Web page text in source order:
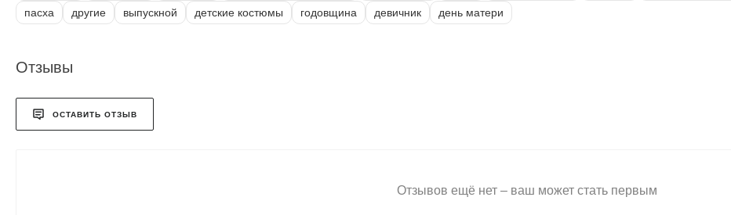
пасха
другие выпускной детские костюмы годовщина девичник день матери
Отзывы
ОСТАВИТЬ ОТЗЫВ
Отзывов ещё нет – ваш может стать первым